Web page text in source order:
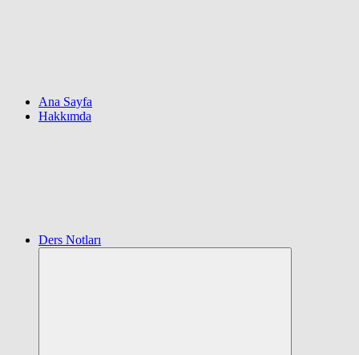
Ana Sayfa
Hakkımda
Ders Notları